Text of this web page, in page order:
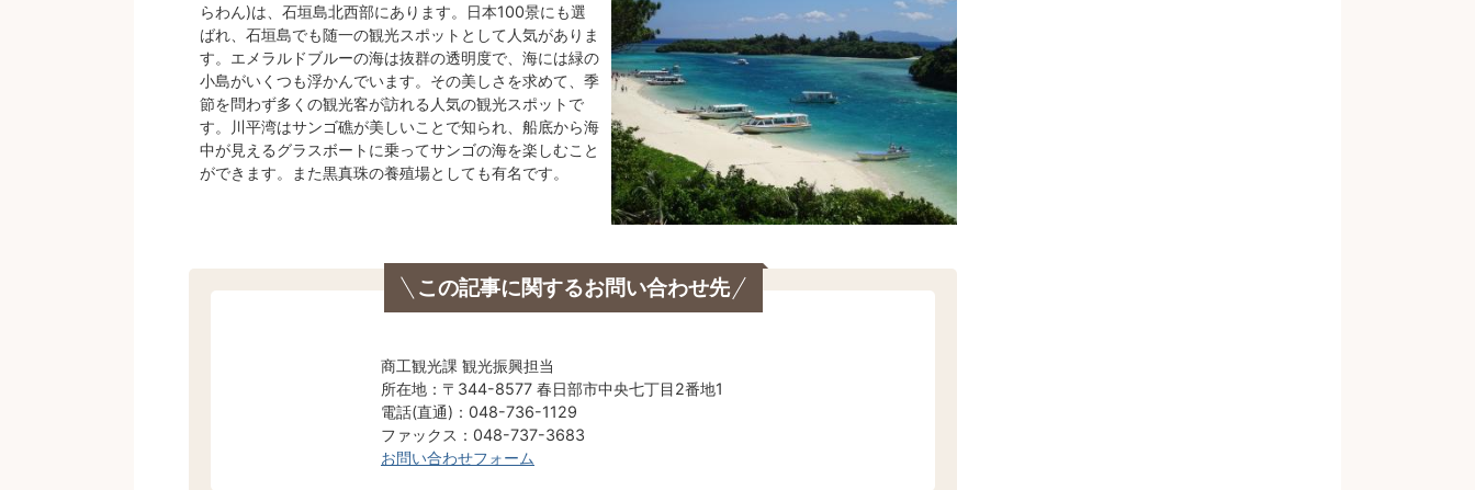
らわん)は、石垣島北西部にあります。日本100景にも選
ばれ、石垣島でも随一の観光スポットとして人気がありま
す。エメラルドブルーの海は抜群の透明度で、海には緑の
小島がいくつも浮かんでいます。その美しさを求めて、季
節を問わず多くの観光客が訪れる人気の観光スポットで
す。川平湾はサンゴ礁が美しいことで知られ、船底から海
中が見えるグラスボートに乗ってサンゴの海を楽しむこと
ができます。また黒真珠の養殖場としても有名です。
この記事に関するお問い合わせ先
商工観光課 観光振興担当
所在地：〒344-8577 春日部市中央七丁目2番地1
電話(直通)：048-736-1129
ファックス：048-737-3683
お問い合わせフォーム